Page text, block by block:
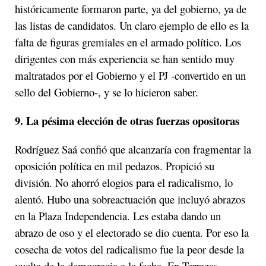
históricamente formaron parte, ya del gobierno, ya de
las listas de candidatos. Un claro ejemplo de ello es la
falta de figuras gremiales en el armado político. Los
dirigentes con más experiencia se han sentido muy
maltratados por el Gobierno y el PJ -convertido en un
sello del Gobierno-, y se lo hicieron saber.
9. La pésima elección de otras fuerzas opositoras
Rodríguez Saá confió que alcanzaría con fragmentar la
oposición política en mil pedazos. Propició su
división. No ahorró elogios para el radicalismo, lo
alentó. Hubo una sobreactuación que incluyó abrazos
en la Plaza Independencia. Les estaba dando un
abrazo de oso y el electorado se dio cuenta. Por eso la
cosecha de votos del radicalismo fue la peor desde la